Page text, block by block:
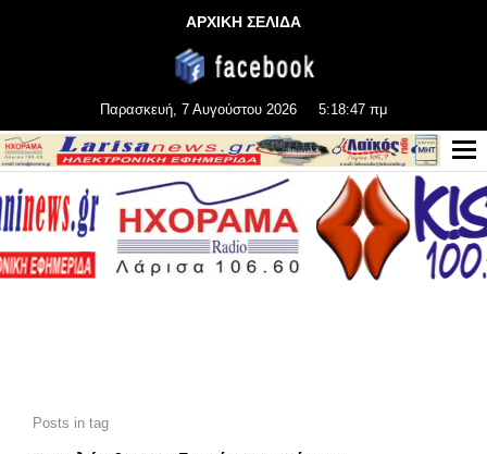
ΑΡΧΙΚΗ ΣΕΛΙΔΑ
Παρασκευή, 7 Αυγούστου 2026 5:18:47 πμ
Posts in tag